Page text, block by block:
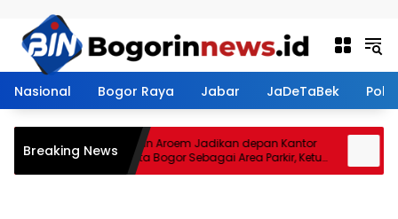
Nasional Bogor Raya Jabar JaDeTaBek
Breaking NewsRestoran Aroem Jadikan depan Kantor
PWI Kota Bogor Sebagai Area Parkir, Ketua
PWI Dilarang Parkir